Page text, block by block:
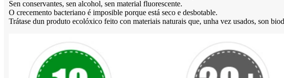
Sen conservantes, sen alcohol, sen material fluorescente.
O crecemento bacteriano é imposible porque está seco e desbotable.
Trátase dun produto ecolóxico feito con materiais naturais que, unha vez usados, son